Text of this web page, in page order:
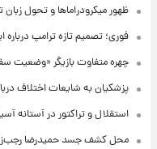
ظهور میکرودراماها و تحول زبان
فوری؛ تصمیم تازه ترامپ درباره
چهره متفاوت بازیگر «وضعیت
پزشکیان به شایعات اختلاف
استقلال و تراکتور در آستانه
محل کشف جسد حمیدرضا